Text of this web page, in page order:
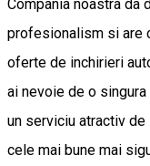
Compania noastra da
profesionalism si are
oferte de inchirieri
ai nevoie de o
un serviciu atractiv
cele mai bune mai